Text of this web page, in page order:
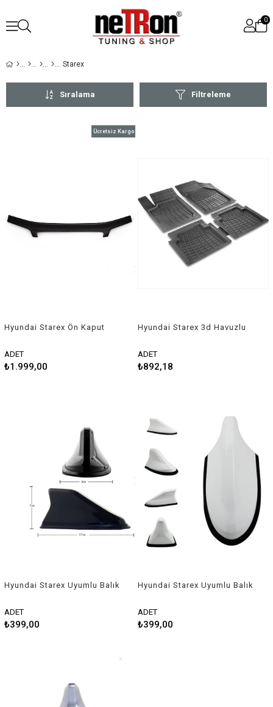
0
Starex
Filtreleme
Sıralama
Hyundai Starex Ön Kaput
ADET
₺1.999,00
Ücretsiz Kargo
Hyundai Starex 3d Havuzlu
ADET
₺892,18
Hyundai Starex Uyumlu Balık
ADET
₺399,00
Hyundai Starex Uyumlu Balık
ADET
₺399,00